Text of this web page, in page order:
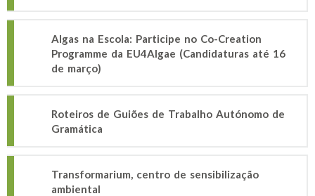
Algas na Escola: Participe no Co-Creation
Programme da EU4Algae (Candidaturas até 16
de março)
Roteiros de Guiões de Trabalho Autónomo de
Gramática
Transformarium, centro de sensibilização
ambiental